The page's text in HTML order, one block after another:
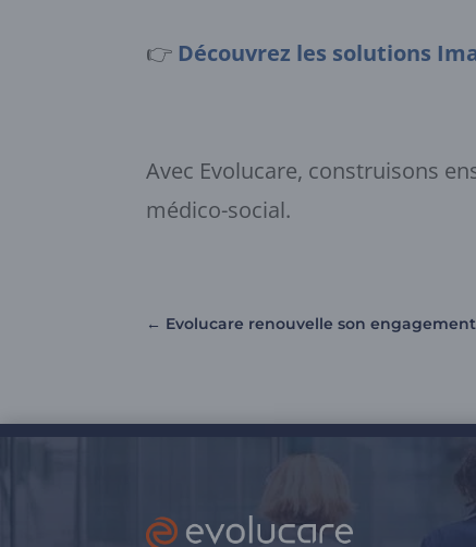
👉 Découvrez les solutions
Avec Evolucare, construisons
médico-social.
← Evolucare renouvelle son